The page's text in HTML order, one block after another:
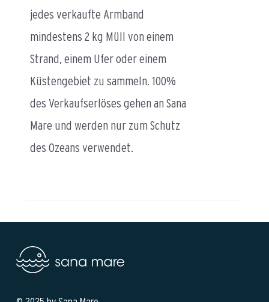
jedes verkaufte Armband
mindestens 2 kg Müll von einem
Strand, einem Ufer oder einem
Küstengebiet zu sammeln. 100%
des Verkaufserlöses gehen an Sana
Mare und werden nur zum Schutz
des Ozeans verwendet.